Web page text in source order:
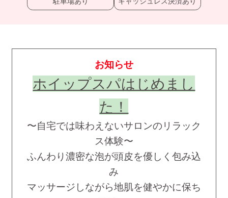
お知らせ
ホイップスパはじめまし
た！
〜自宅では味わえないサロンのリラック
ス体験〜
ふんわり濃密な泡が頭皮を優しく包み込
み
マッサージしながら地肌を健やかに保ち